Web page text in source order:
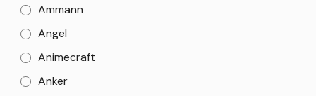
Ammann
Angel
Animecraft
Anker